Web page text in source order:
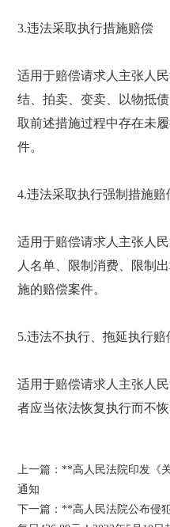
3.违法采取执行措施赔偿
适用于赔偿请求人主张人
结、拍卖、变卖、以物抵
取前述措施过程中存在未
件。
4.违法采取执行强制措施赔
适用于赔偿请求人主张人
人名单、限制消费、限制
施的赔偿案件。
5.违法不执行、拖延执行赔
适用于赔偿请求人主张人
者应当依法恢复执行而不恢
上一篇：**高人民法院印发《
通知
下一篇：**高人民法院公布侵